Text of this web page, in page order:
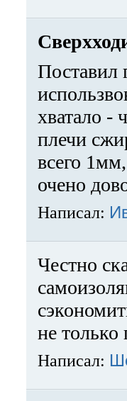
Поставил
хватало -
плечи
всего
очено
Написал:
Честно
не только
Написал: